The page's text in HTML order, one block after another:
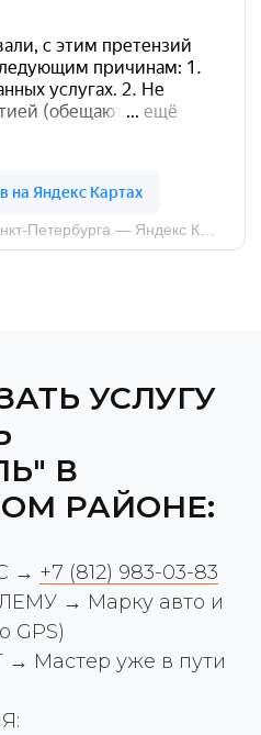
УСЛУГУ
В
РАЙОНЕ:
→ +7 (812) 983-03-83
→ Марку авто и
GPS)
Мастер уже в пути